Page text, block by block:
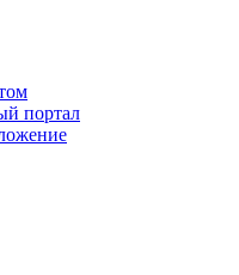
портал